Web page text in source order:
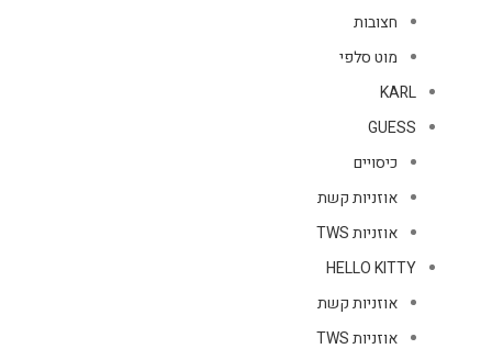
חצובות
מוט סלפי
KARL
GUESS
כיסויים
אוזניות קשת
אוזניות TWS
HELLO KITTY
אוזניות קשת
אוזניות TWS